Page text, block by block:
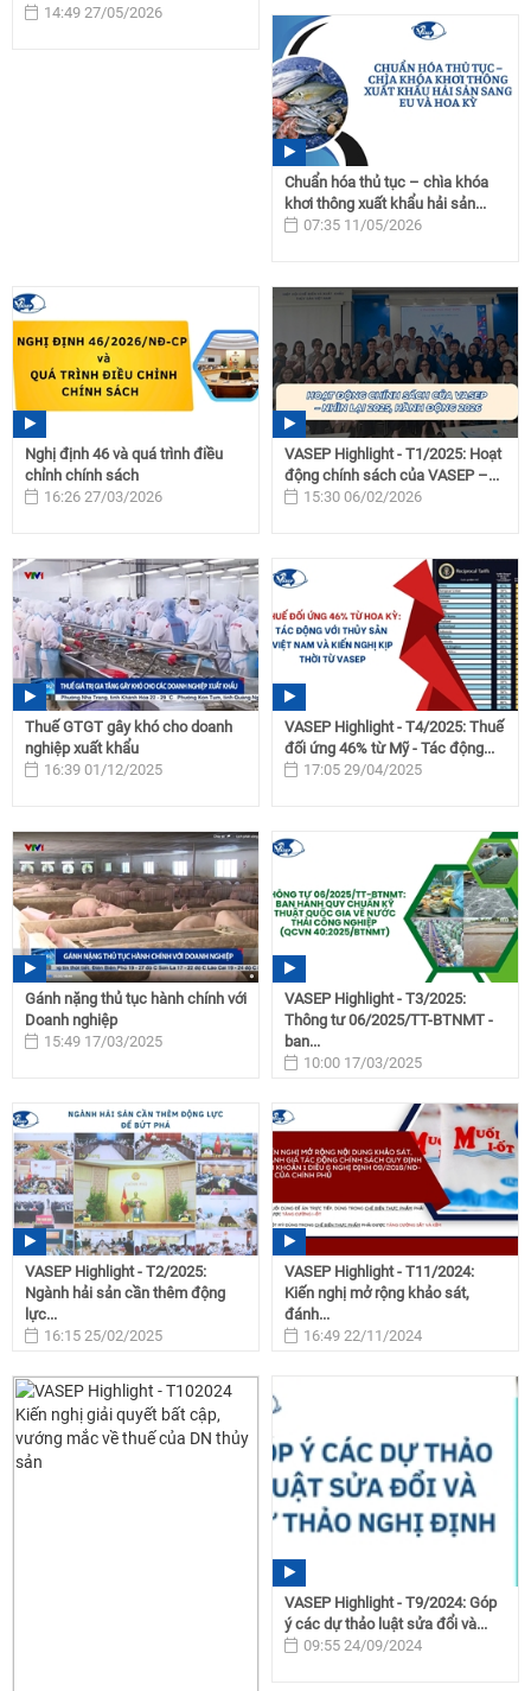
14:49 27/05/2026
Chuẩn hóa thủ tục – chìa khóa
khơi thông xuất khẩu hải sản...
07:35 11/05/2026
Nghị định 46 và quá trình điều
chỉnh chính sách
16:26 27/03/2026
VASEP Highlight - T1/2025: Hoạt
động chính sách của VASEP –...
15:30 06/02/2026
Thuế GTGT gây khó cho doanh
nghiệp xuất khẩu
16:39 01/12/2025
VASEP Highlight - T4/2025: Thuế
đối ứng 46% từ Mỹ - Tác động...
17:05 29/04/2025
Gánh nặng thủ tục hành chính với
Doanh nghiệp
15:49 17/03/2025
VASEP Highlight - T3/2025:
Thông tư 06/2025/TT-BTNMT -
ban...
10:00 17/03/2025
VASEP Highlight - T2/2025:
Ngành hải sản cần thêm động
lực...
16:15 25/02/2025
VASEP Highlight - T11/2024:
Kiến nghị mở rộng khảo sát,
đánh...
16:49 22/11/2024
VASEP Highlight - T9/2024: Góp
ý các dự thảo luật sửa đổi và...
09:55 24/09/2024